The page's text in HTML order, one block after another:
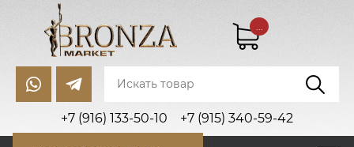
+7 (916) 133-50-10 +7 (915) 340-59-42
...